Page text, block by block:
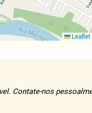
Leaflet
Contate-nos